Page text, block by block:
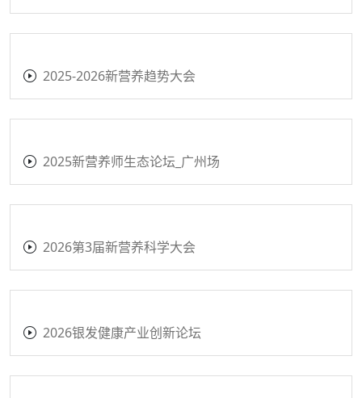
2025-2026新营养趋势大会
2025新营养师生态论坛_广州场
2026第3届新营养科学大会
2026银发健康产业创新论坛